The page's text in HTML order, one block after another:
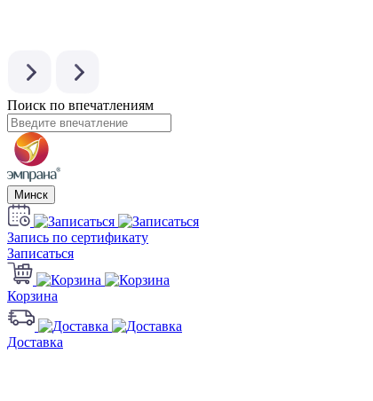
Поиск по впечатлениям
Минск
Запись по сертификату
Записаться
Корзина
Доставка